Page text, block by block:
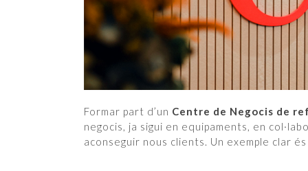
Formar part d’un Centre de Negocis de
negocis, ja sigui en equipaments, en
aconseguir nous clients. Un exemple clar